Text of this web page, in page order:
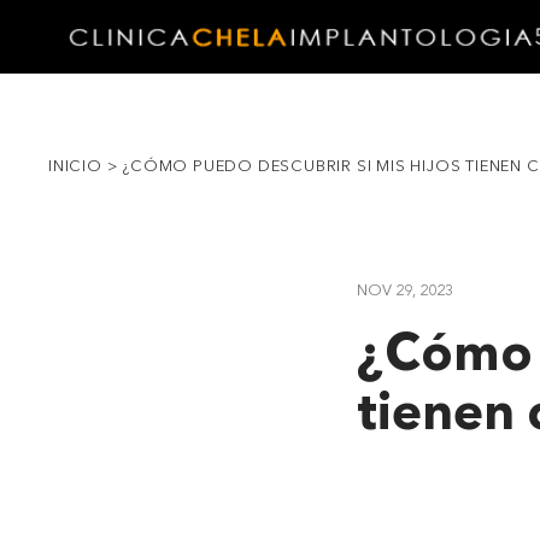
INICIO > ¿CÓMO PUEDO DESCUBRIR SI MIS HIJOS TIENEN
NOV 29, 2023
tienen